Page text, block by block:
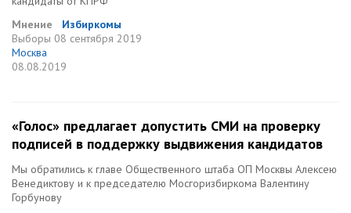
Мнение
Избиркомы
Выборы 08 сентября 2019
Москва
08.08.2019
«Голос» предлагает допустить СМИ на проверку
подписей в поддержку выдвижения кандидатов
Мы обратились к главе Общественного штаба ОП Москвы Алексею
Венедиктову и к председателю Мосгоризбиркома Валентину
Горбунову